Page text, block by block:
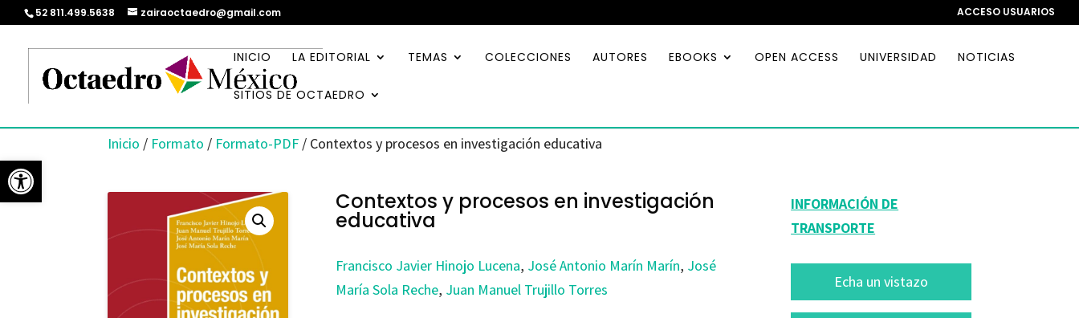
Abrir barra de herramientas
52 811.499.5638 zairaoctaedro@gmail.com ACCESO USUARIOS
INICIO LA EDITORIAL TEMAS COLECCIONES AUTORES EBOOKS OPEN ACCESS UNIVERSIDAD NOTICIAS
SITIOS DE OCTAEDRO
Inicio / Formato / Formato-PDF / Contextos y procesos en investigación educativa
Contextos y procesos en investigación
educativa
Francisco Javier Hinojo Lucena, José Antonio Marín Marín, José
María Sola Reche, Juan Manuel Trujillo Torres
INFORMACIÓN DE
TRANSPORTE
Echa un vistazo